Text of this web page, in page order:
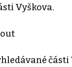
Vyškova.